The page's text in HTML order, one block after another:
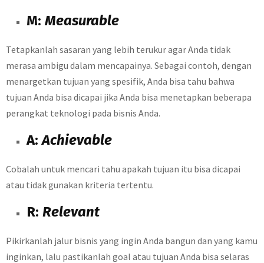
M: Measurable
Tetapkanlah sasaran yang lebih terukur agar Anda tidak
merasa ambigu dalam mencapainya. Sebagai contoh, dengan
menargetkan tujuan yang spesifik, Anda bisa tahu bahwa
tujuan Anda bisa dicapai jika Anda bisa menetapkan beberapa
perangkat teknologi pada bisnis Anda.
A:Achievable
Cobalah untuk mencari tahu apakah tujuan itu bisa dicapai
atau tidak gunakan kriteria tertentu.
R: Relevant
Pikirkanlah jalur bisnis yang ingin Anda bangun dan yang kamu
inginkan, lalu pastikanlah goal atau tujuan Anda bisa selaras